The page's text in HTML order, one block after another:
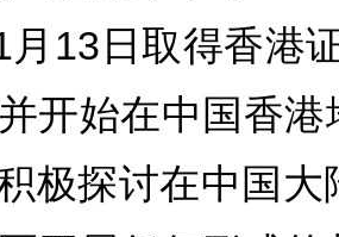
月13日取得香港
开始在中国香
极探讨在中国